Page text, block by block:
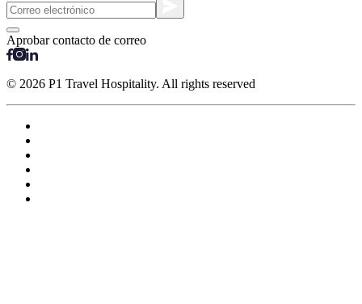
Aprobar contacto de correo
© 2026 P1 Travel Hospitality. All rights reserved